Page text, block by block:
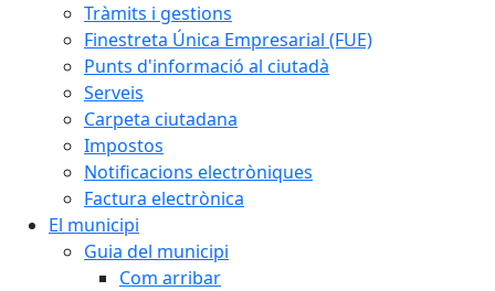
Tràmits i gestions
Finestreta Única Empresarial (FUE)
Punts d'informació al ciutadà
Serveis
Carpeta ciutadana
Impostos
Notificacions electròniques
Factura electrònica
El municipi
Guia del municipi
Com arribar